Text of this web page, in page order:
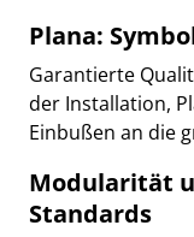
Plana:
Garantierte
der Installation,
Einbußen an die
Modularität
Standards